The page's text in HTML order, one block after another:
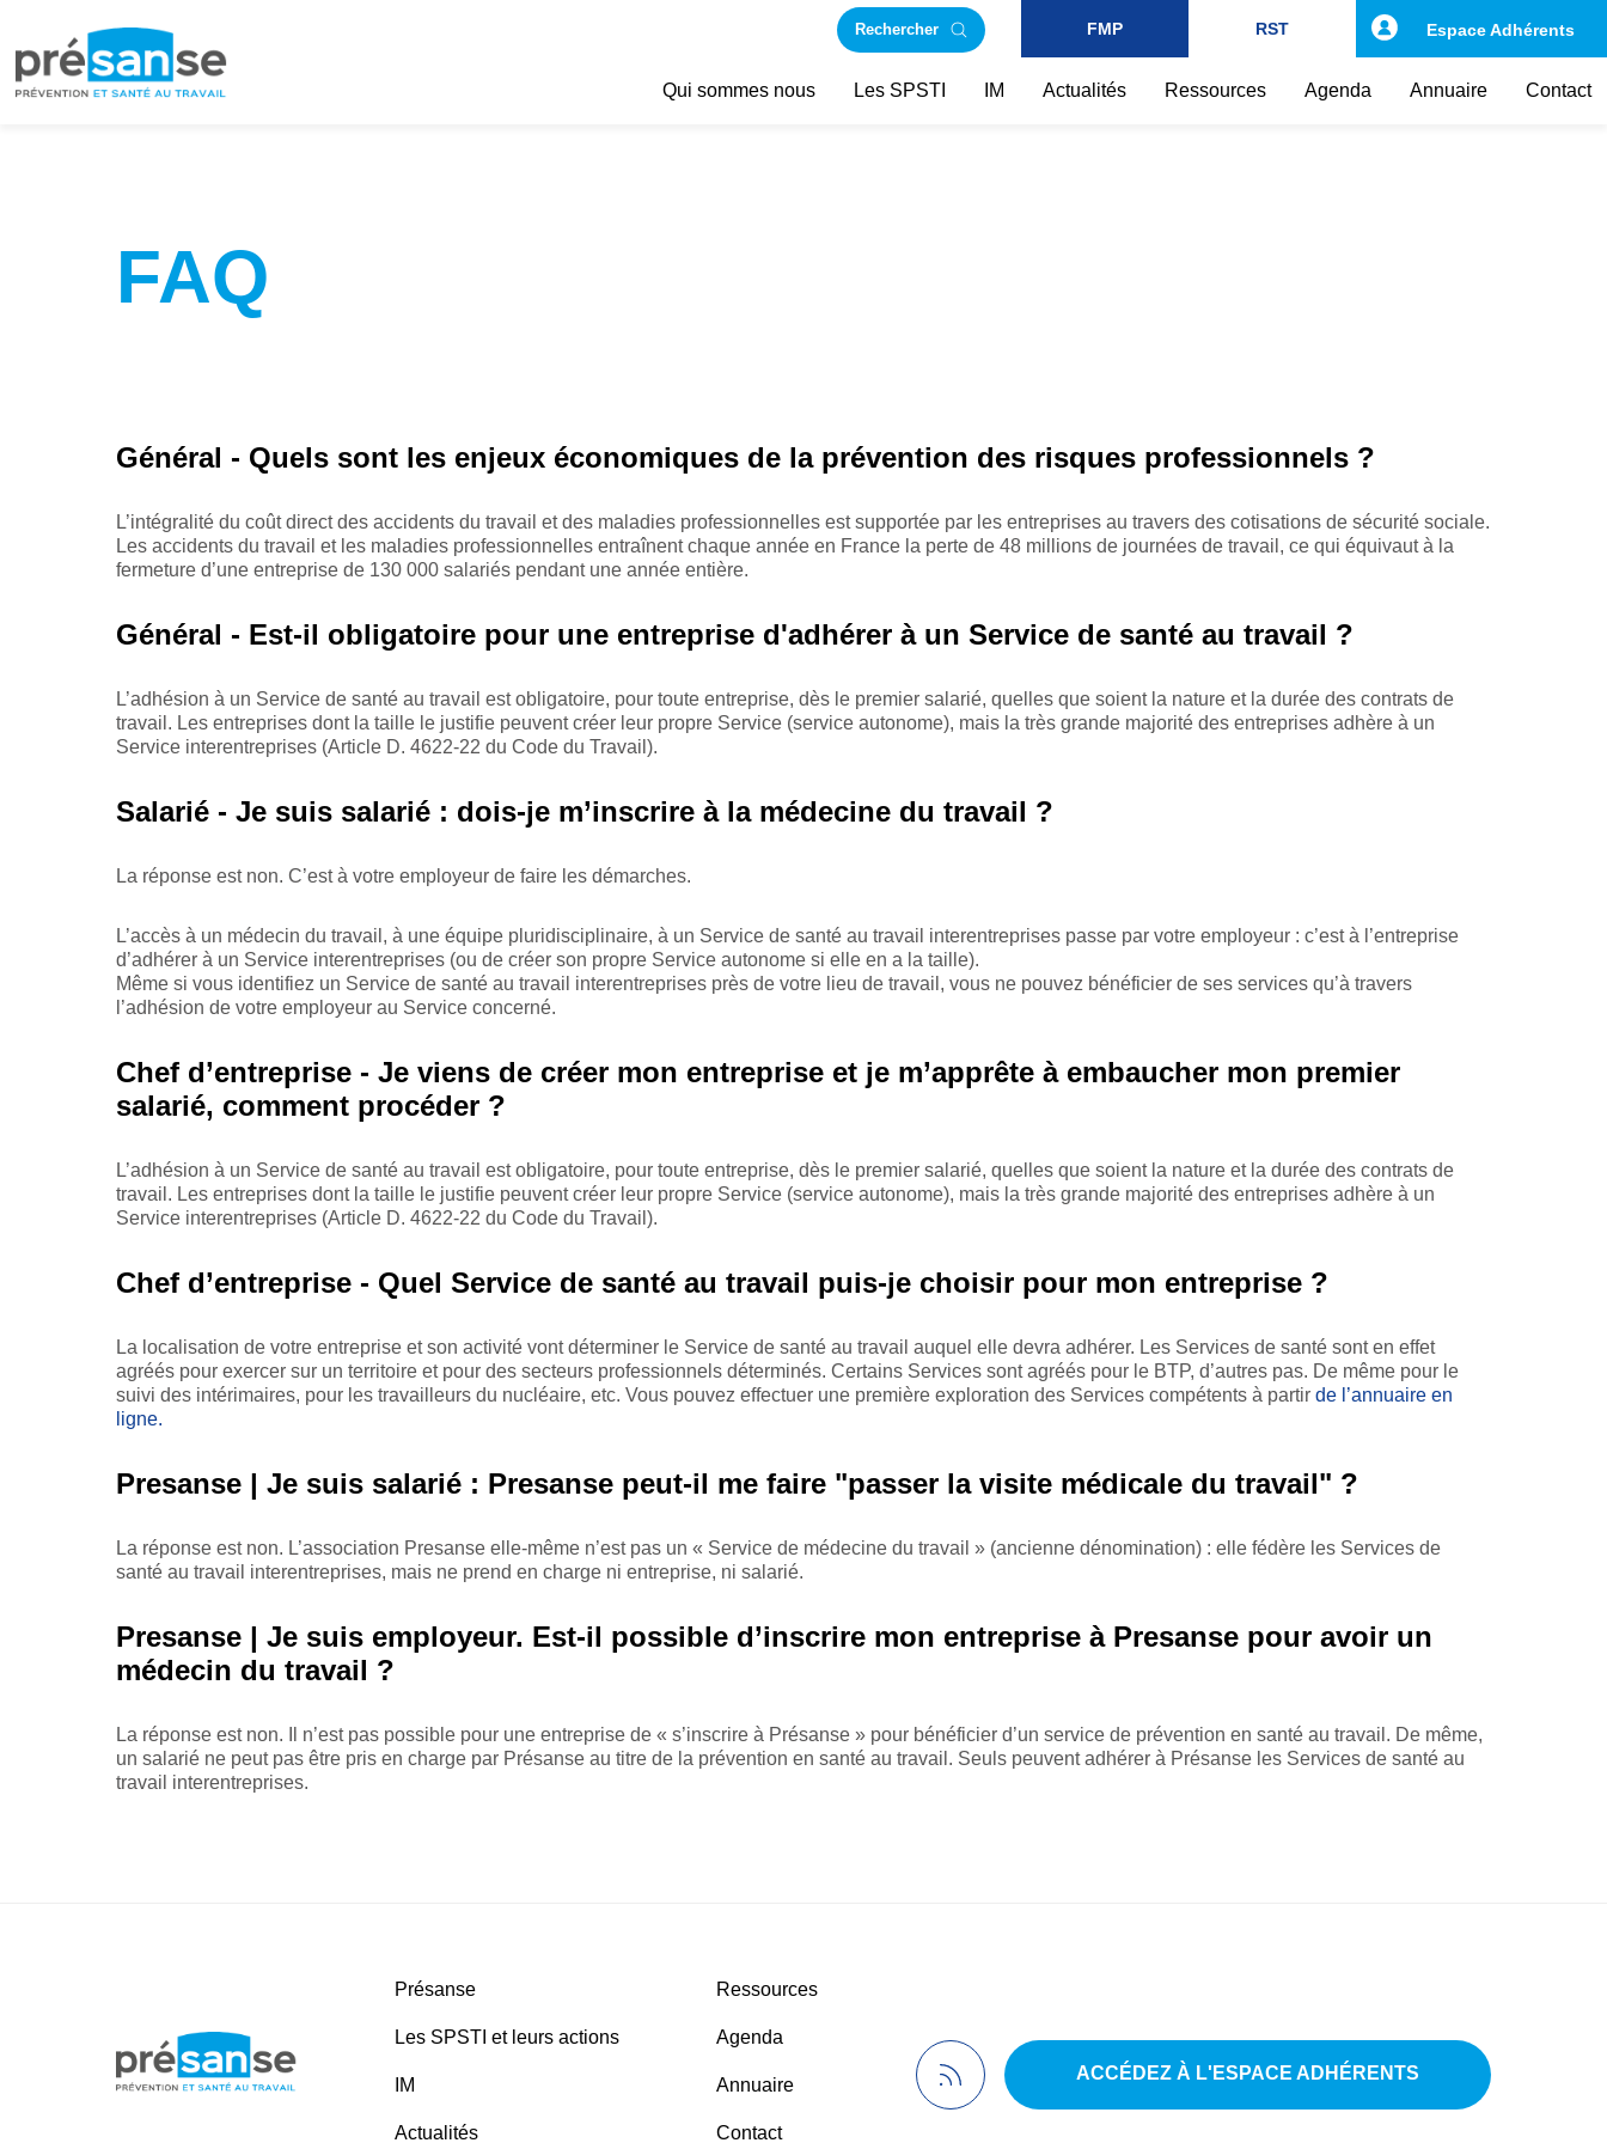
la
au
contenu
Rechercher FMP RST
Qui sommes nous Les SPSTI IM Actualités Ressources Agenda Annuaire Contact
Espace Adhérents
FAQ
Général - Quels sont les enjeux économiques de la prévention des risques professionnels ?
L’intégralité du coût direct des accidents du travail et des maladies professionnelles est supportée par les entreprises au travers des cotisations de sécurité sociale.
Les accidents du travail et les maladies professionnelles entraînent chaque année en France la perte de 48 millions de journées de travail, ce qui équivaut à la
fermeture d’une entreprise de 130 000 salariés pendant une année entière.
Général - Est-il obligatoire pour une entreprise d'adhérer à un Service de santé au travail ?
L’adhésion à un Service de santé au travail est obligatoire, pour toute entreprise, dès le premier salarié, quelles que soient la nature et la durée des contrats de
travail. Les entreprises dont la taille le justifie peuvent créer leur propre Service (service autonome), mais la très grande majorité des entreprises adhère à un
Service interentreprises (Article D. 4622-22 du Code du Travail).
Salarié - Je suis salarié : dois-je m’inscrire à la médecine du travail ?
La réponse est non. C’est à votre employeur de faire les démarches.
L’accès à un médecin du travail, à une équipe pluridisciplinaire, à un Service de santé au travail interentreprises passe par votre employeur : c’est à l’entreprise
d’adhérer à un Service interentreprises (ou de créer son propre Service autonome si elle en a la taille).
Même si vous identifiez un Service de santé au travail interentreprises près de votre lieu de travail, vous ne pouvez bénéficier de ses services qu’à travers
l’adhésion de votre employeur au Service concerné.
Chef d’entreprise - Je viens de créer mon entreprise et je m’apprête à embaucher mon premier
salarié, comment procéder ?
L’adhésion à un Service de santé au travail est obligatoire, pour toute entreprise, dès le premier salarié, quelles que soient la nature et la durée des contrats de
travail. Les entreprises dont la taille le justifie peuvent créer leur propre Service (service autonome), mais la très grande majorité des entreprises adhère à un
Service interentreprises (Article D. 4622-22 du Code du Travail).
Chef d’entreprise - Quel Service de santé au travail puis-je choisir pour mon entreprise ?
La localisation de votre entreprise et son activité vont déterminer le Service de santé au travail auquel elle devra adhérer. Les Services de santé sont en effet
agréés pour exercer sur un territoire et pour des secteurs professionnels déterminés. Certains Services sont agréés pour le BTP, d’autres pas. De même pour le
suivi des intérimaires, pour les travailleurs du nucléaire, etc. Vous pouvez effectuer une première exploration des Services compétents à partirde l’annuaire en
ligne.
Presanse | Je suis salarié : Presanse peut-il me faire "passer la visite médicale du travail" ?
La réponse est non. L’association Presanse elle-même n’est pas un « Service de médecine du travail » (ancienne dénomination) : elle fédère les Services de
santé au travail interentreprises, mais ne prend en charge ni entreprise, ni salarié.
Presanse | Je suis employeur. Est-il possible d’inscrire mon entreprise à Presanse pour avoir un
médecin du travail ?
La réponse est non. Il n’est pas possible pour une entreprise de « s’inscrire à Présanse » pour bénéficier d’un service de prévention en santé au travail. De même,
un salarié ne peut pas être pris en charge par Présanse au titre de la prévention en santé au travail. Seuls peuvent adhérer à Présanse les Services de santé au
travail interentreprises.
Présanse
Les SPSTI et leurs actions
IM
Actualités
Ressources
Agenda
Annuaire
Contact
ACCÉDEZ À L'ESPACE ADHÉRENTS